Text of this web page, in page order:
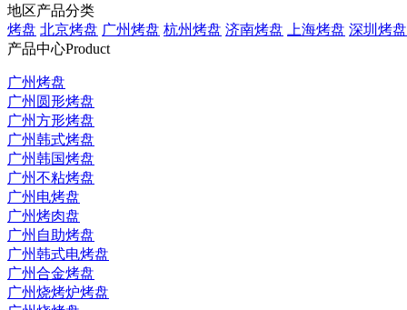
地区产品分类
烤盘 北京烤盘 广州烤盘 杭州烤盘 济南烤盘 上海烤盘 深圳烤盘
产品中心Product
广州烤盘
广州圆形烤盘
广州方形烤盘
广州韩式烤盘
广州韩国烤盘
广州不粘烤盘
广州电烤盘
广州烤肉盘
广州自助烤盘
广州韩式电烤盘
广州合金烤盘
广州烧烤炉烤盘